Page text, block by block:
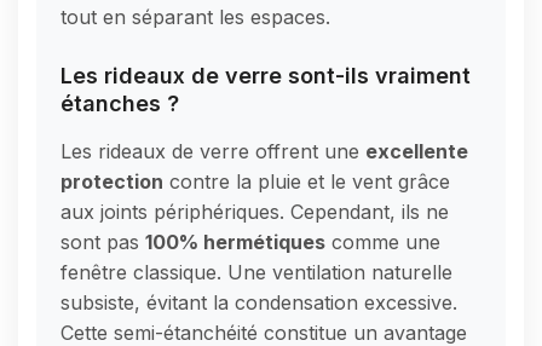
tout en séparant les espaces.
Les rideaux de verre sont-ils vraiment
étanches ?
Les rideaux de verre offrent une excellente
protection contre la pluie et le vent grâce
aux joints périphériques. Cependant, ils ne
sont pas 100% hermétiques comme une
fenêtre classique. Une ventilation naturelle
subsiste, évitant la condensation excessive.
Cette semi-étanchéité constitue un avantage